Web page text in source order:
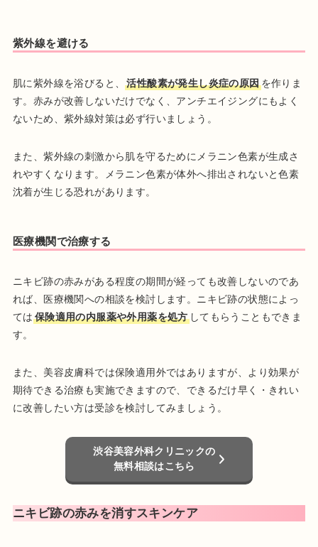
紫外線を避ける
肌に紫外線を浴びると、活性酸素が発生し炎症の原因を作りま
す。赤みが改善しないだけでなく、アンチエイジングにもよく
ないため、紫外線対策は必ず行いましょう。
また、紫外線の刺激から肌を守るためにメラニン色素が生成さ
れやすくなります。メラニン色素が体外へ排出されないと色素
沈着が生じる恐れがあります。
医療機関で治療する
ニキビ跡の赤みがある程度の期間が経っても改善しないのであ
れば、医療機関への相談を検討します。ニキビ跡の状態によっ
ては 保険適用の内服薬や外用薬を処方してもらうこともできま
す。
また、美容皮膚科では保険適用外ではありますが、より効果が
期待できる治療も実施できますので、できるだけ早く・きれい
に改善したい方は受診を検討してみましょう。
渋谷美容外科クリニックの
無料相談はこちら
ニキビ跡の赤みを消すスキンケア